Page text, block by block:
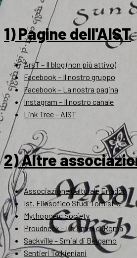
1) Pagine dell'AIST
ArsT – Il blog (non più attivo)
Facebook – Il nostro gruppo
Facebook – La nostra pagina
Instagram – Il nostro canale
Link Tree – AIST
2) Altre
Associazione Culturale Eriador
Ist. Filosofico Studi Tomistici
Mythopoeic Society
Proudneck – Lo Smial di Roma
Sackville – Smial di Bergamo
Sentieri Tolkieniani